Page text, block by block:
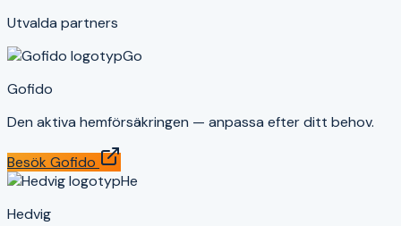
Utvalda partners
Go
Gofido
Den aktiva hemförsäkringen — anpassa efter ditt behov.
Besök Gofido
He
Hedvig